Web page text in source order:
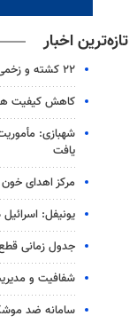
تازه‌ترین اخبار
۲۲ کشته و زخمی بر اثر تیراندازی در یک مدرسه در تایلند+ فیلم
کاهش کیفیت هوا
شهبازی:
یافت
مرکز اهدای
یونیفل: اسرائیل در یک روز ۱۱۳
جدول زمانی قطع برق
شفافیت و
سامانه ضد